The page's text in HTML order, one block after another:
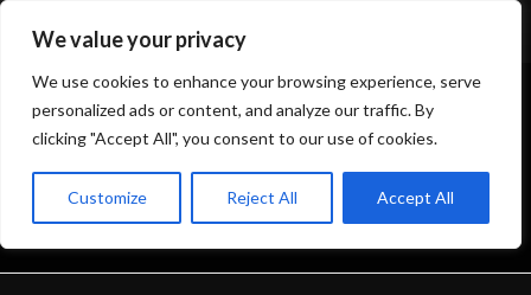
We value your privacy
We use cookies to enhance your browsing experience, serve
personalized ads or content, and analyze our traffic. By
clicking "Accept All", you consent to our use of cookies.
Customize Reject All Accept All
BLOG
IL BLOG DELL’OSSERVATORIO > 2023 MARCH > 6 >